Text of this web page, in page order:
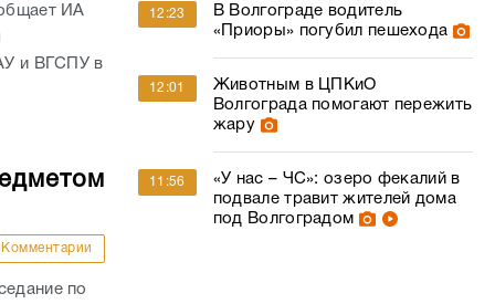
ИА
и ВГСПУ в
Комментарии
по
12:23
В Волгограде водитель
«Приоры» погубил пешехода
12:01
Животным в ЦПКиО
Волгограда помогают пережить
жару
11:56
«У нас – ЧС»: озеро фекалий в
подвале травит жителей дома
под Волгоградом